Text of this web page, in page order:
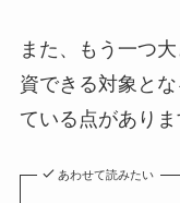
また、もう一つ
資できる対象と
ている点がありま
あわせて読みたい